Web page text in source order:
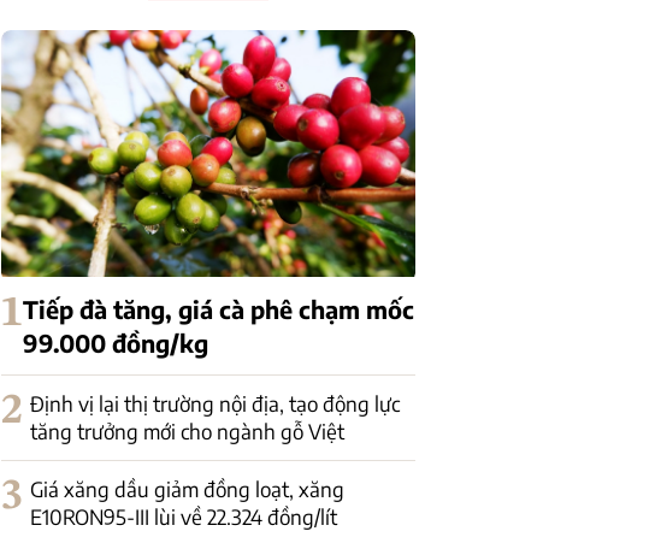
1Tiếp đà tăng, giá cà phê chạm mốc
99.000 đồng/kg
2 Định vị lại thị trường nội địa, tạo động lực
tăng trưởng mới cho ngành gỗ Việt
3 Giá xăng dầu giảm đồng loạt, xăng
E10RON95-III lùi về 22.324 đồng/lít